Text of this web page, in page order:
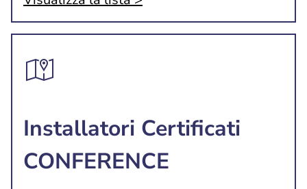
Installatori Certificati
CONFERENCE